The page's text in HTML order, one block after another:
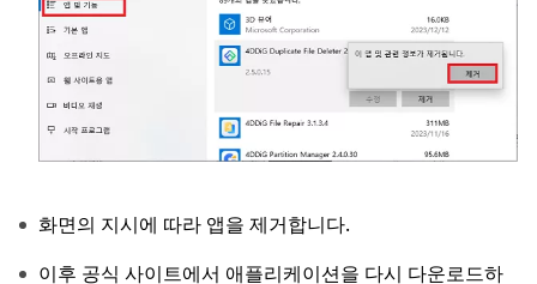
화면의 지시에 따라 앱을 제거합니다.
이후 공식 사이트에서 애플리케이션을 다시 다운로드하